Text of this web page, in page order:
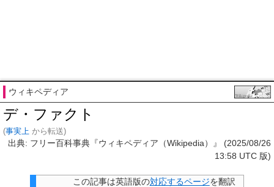
ウィキペディア
デ・ファクト
(事実上 から転送)
出典: フリー百科事典『ウィキペディア（Wikipedia）』 (2025/08/26
13:58 UTC 版)
この記事は英語版の対応するページを翻訳